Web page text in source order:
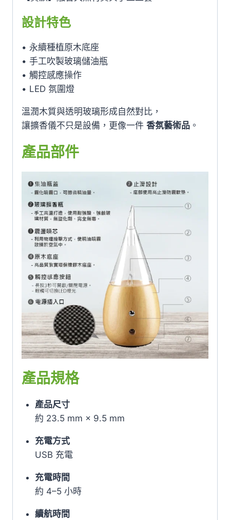
設計特色
• 永續種植原木底座
• 手工吹製玻璃儲油瓶
• 觸控感應操作
• LED 氛圍燈
溫潤木質與透明玻璃形成自然對比，
讓擴香儀不只是設備，更像一件 香氛藝術品 。
產品部件
產品規格
產品尺寸
約 23.5 mm × 9.5 mm
充電方式
USB 充電
充電時間
約 4–5 小時
續航時間